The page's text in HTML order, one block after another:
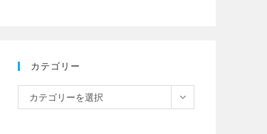
カテゴリー
カテゴリーを選択